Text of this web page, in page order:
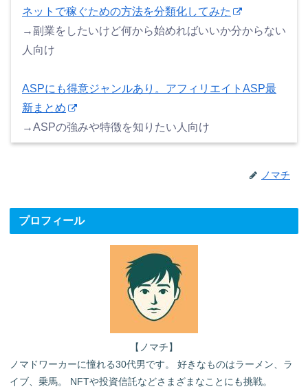
ネットで稼ぐための方法を分類化してみた
→副業をしたいけど何から始めればいいか分からない
人向け
ASPにも得意ジャンルあり。アフィリエイトASP最
新まとめ
→ASPの強みや特徴を知りたい人向け
ノマチ
プロフィール
【ノマチ】
ノマドワーカーに憧れる30代男です。 好きなものはラーメン、ラ
イブ、乗馬。 NFTや投資信託などさまざまなことにも挑戦。